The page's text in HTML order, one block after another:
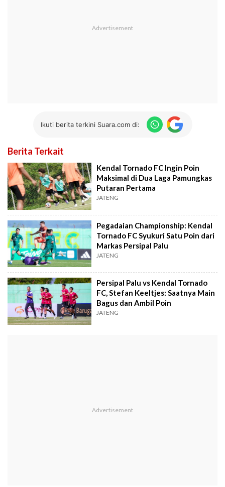
Ikuti berita terkini Suara.com di:
Berita Terkait
Kendal Tornado FC Ingin Poin
Maksimal di Dua Laga Pamungkas
Putaran Pertama
JATENG
Pegadaian Championship: Kendal
Tornado FC Syukuri Satu Poin dari
Markas Persipal Palu
JATENG
Persipal Palu vs Kendal Tornado
FC, Stefan Keeltjes: Saatnya Main
Bagus dan Ambil Poin
JATENG